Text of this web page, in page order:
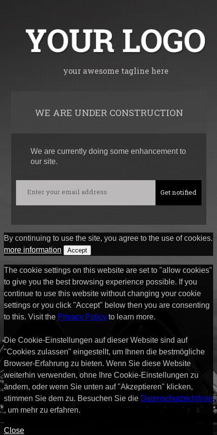
your awesome tagline here
WE ARE UNDER CONSTRUCTION
We are currently doing some enhancement to
our site.
By continuing to use the site, you agree to the use of cookies.
more information
Accept
The cookie settings on this website are set to "allow cookies"
to give you the best browsing experience possible. If you
continue to use this website without changing your cookie
settings or you click "Accept" below then you are consenting
to this. Visit the Privacy Policy to learn more.
Die Cookie-Einstellungen auf dieser Website sind auf
"Cookies zulassen" eingestellt, um Ihnen die bestmögliche
Browser-Erfahrung zu bieten. Wenn Sie diese Website
weiterhin verwenden, ohne Ihre Cookie-Einstellungen zu
ändern, oder wenn Sie unten auf "Akzeptieren" klicken,
stimmen Sie dem zu. Besuchen Sie die Datenschutzrichtlinie
, um mehr zu erfahren.
Close